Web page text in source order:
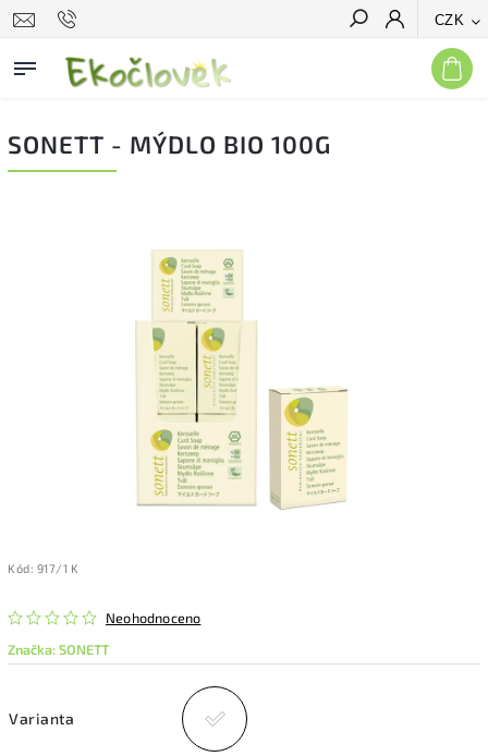
CZK
Hledat
SONETT - MÝDLO BIO 100G
Kód: 917/1 K
Neohodnoceno
Značka:SONETT
Varianta